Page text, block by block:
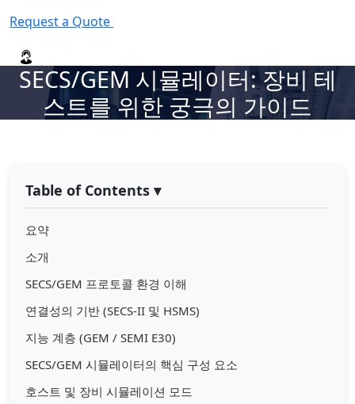
Request a Quote
SECS/GEM 시뮬레이터: 장비 테
스트를 위한 궁극의 가이드
Table of Contents ▾
요약
소개
SECS/GEM 프로토콜 환경 이해
연결성의 기반 (SECS-II 및 HSMS)
지능 계층 (GEM / SEMI E30)
SECS/GEM 시뮬레이터의 핵심 구성 요소
호스트 및 장비 시뮬레이션 모드